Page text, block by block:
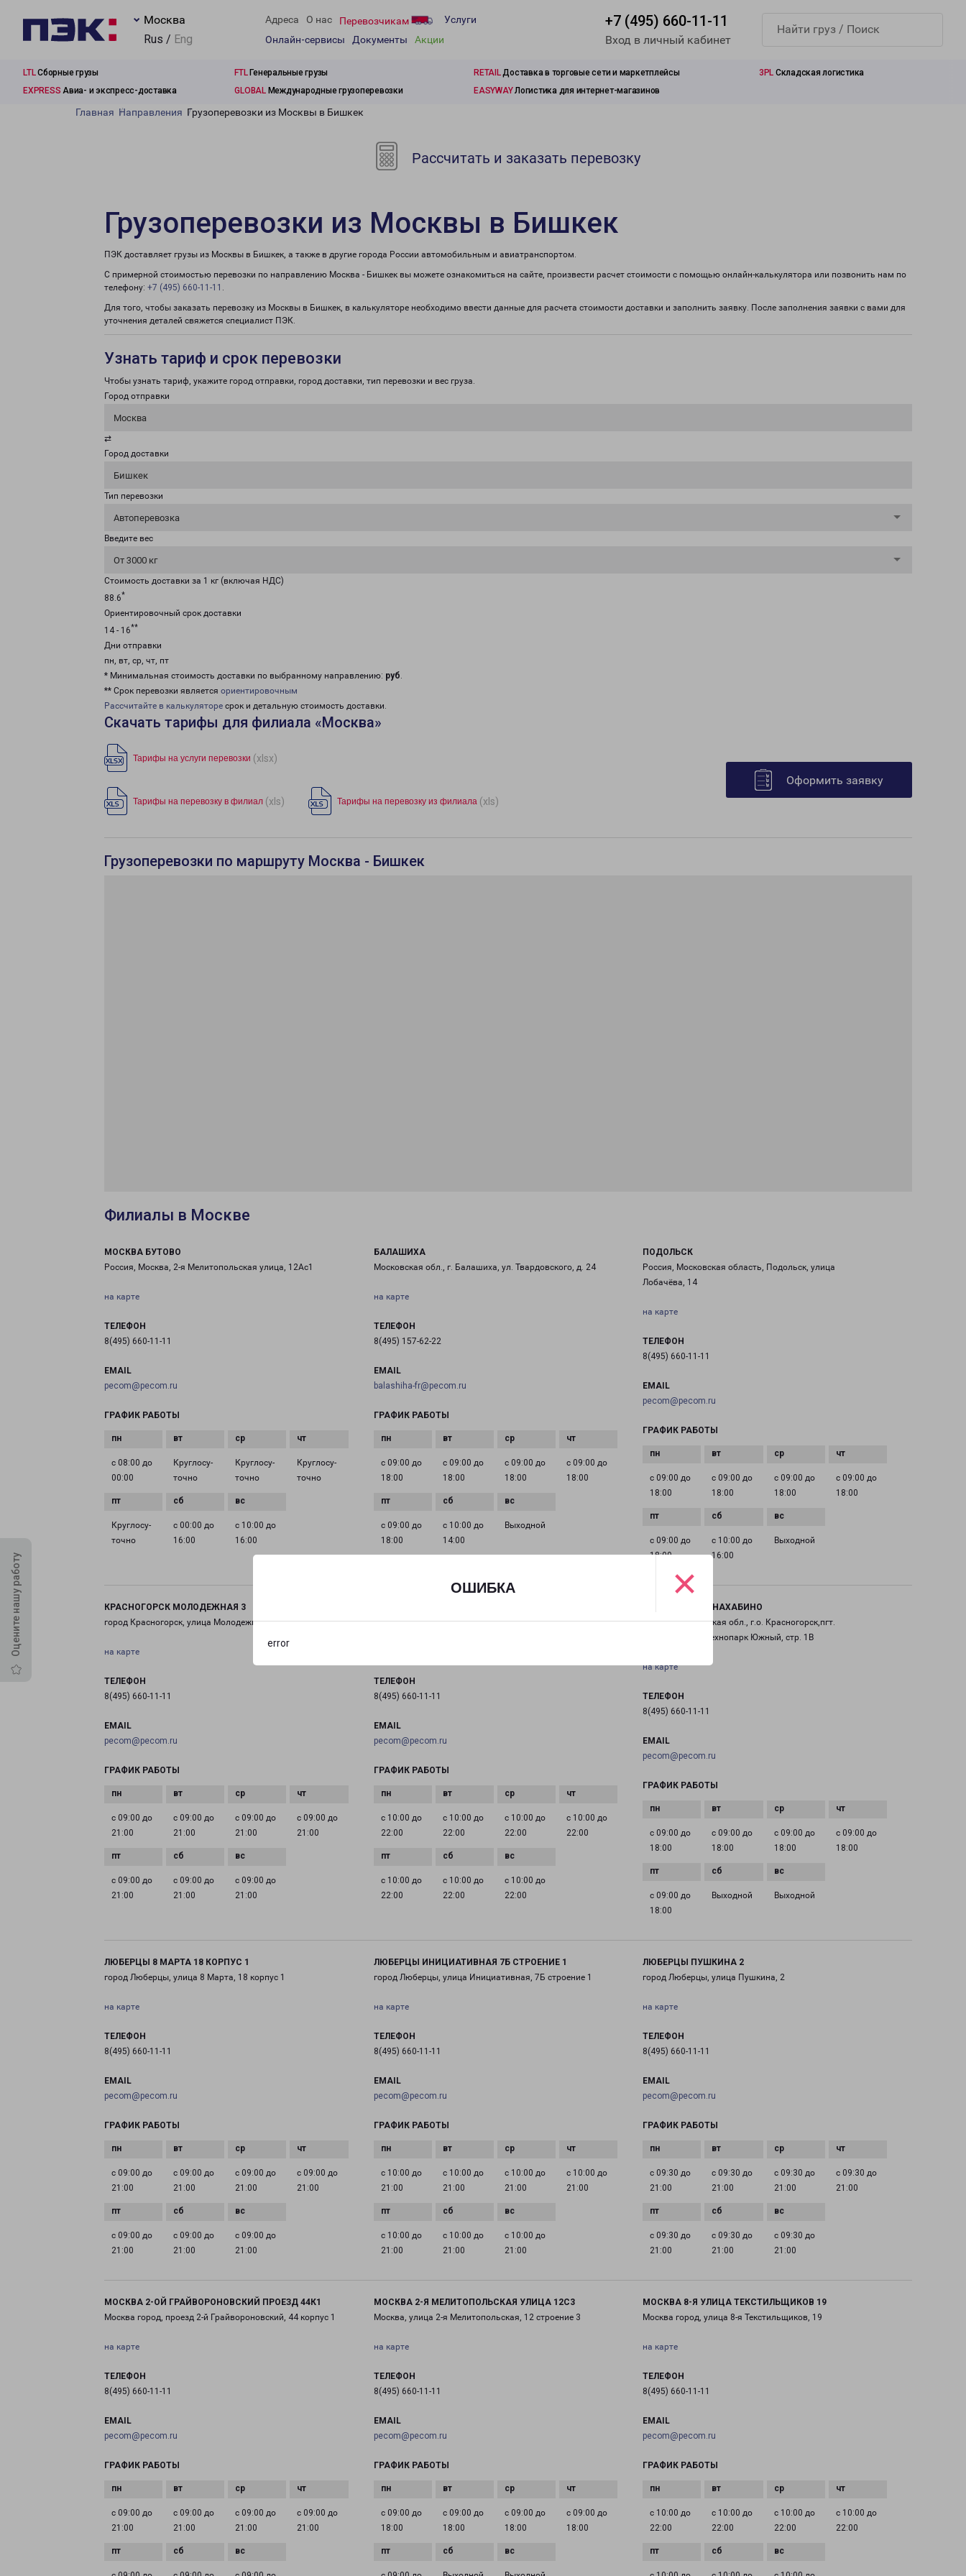
ОШИБКА
error
×
Москва
Rus / Eng
Адреса О нас Перевозчикам
Услуги
Онлайн-сервисы
Документы Акции
+7 (495) 660-11-11
Вход в личный кабинет
LTLСборные грузы FTLГенеральные грузы RETAILДоставка в торговые сети и маркетплейсы 3PL Складская логистика
EXPRESS Авиа- и экспресс-доставка GLOBALМеждународные грузоперевозки EASYWAYЛогистика для интернет-магазинов
Оцените нашу работу
Главная Направления Грузоперевозки из Москвы в Бишкек
Рассчитать и заказать перевозку
Грузоперевозки из Москвы в Бишкек
ПЭК доставляет грузы из Москвы в Бишкек, а также в другие города России автомобильным и авиатранспортом.
С примерной стоимостью перевозки по направлению Москва - Бишкек вы можете ознакомиться на сайте, произвести расчет стоимости с помощью онлайн-калькулятора или позвонить нам по
телефону: +7 (495) 660-11-11 .
Для того, чтобы заказать перевозку из Москвы в Бишкек, в калькуляторе необходимо ввести данные для расчета стоимости доставки и заполнить заявку. После заполнения заявки с вами для
уточнения деталей свяжется специалист ПЭК.
Узнать тариф и срок перевозки
Чтобы узнать тариф, укажите город отправки, город доставки, тип перевозки и вес груза.
Город отправки
Москва
⇄
Город доставки
Бишкек
Тип перевозки
Автоперевозка
Введите вес
От 3000 кг
Стоимость доставки за 1 кг (включая НДС)
88.6*
Ориентировочный срок доставки
14 - 16**
Дни отправки
пн, вт, ср, чт, пт
* Минимальная стоимость доставки по выбранному направлению: руб.
** Срок перевозки является ориентировочным
Рассчитайте в калькуляторе срок и детальную стоимость доставки.
Скачать тарифы для филиала «Москва»
Тарифы на услуги перевозки (xlsx)
Тарифы на перевозку в филиал (xls) Тарифы на перевозку из филиала (xls)
Оформить заявку
Грузоперевозки по маршруту Москва - Бишкек
Филиалы в Москве
МОСКВА БУТОВО
Россия, Москва, 2-я Мелитопольская улица, 12Ас1
на карте
ТЕЛЕФОН
8(495) 660-11-11
EMAIL
pecom@pecom.ru
ГРАФИК РАБОТЫ
с 08:00 до
00:00
Круглосу­
точно
Круглосу­
точно
Круглосу­
точно
Круглосу­
точно
с 00:00 до
16:00
с 10:00 до
16:00
БАЛАШИХА
Московская обл., г. Балашиха, ул. Твардовского, д. 24
на карте
ТЕЛЕФОН
8(495) 157-62-22
EMAIL
balashiha-fr@pecom.ru
ГРАФИК РАБОТЫ
с 09:00 до
18:00
с 09:00 до
18:00
с 09:00 до
18:00
с 09:00 до
18:00
с 09:00 до
18:00
с 10:00 до
14:00
Выходной
ПОДОЛЬСК
Россия, Московская область, Подольск, улица
Лобачёва, 14
на карте
ТЕЛЕФОН
8(495) 660-11-11
EMAIL
pecom@pecom.ru
ГРАФИК РАБОТЫ
с 09:00 до
18:00
с 09:00 до
18:00
с 09:00 до
18:00
с 09:00 до
18:00
с 09:00 до
18:00
с 10:00 до
16:00
Выходной
КРАСНОГОРСК МОЛОДЕЖНАЯ 3
город Красногорск, улица Молодежная, 3
на карте
ТЕЛЕФОН
8(495) 660-11-11
EMAIL
pecom@pecom.ru
ГРАФИК РАБОТЫ
с 09:00 до
21:00
с 09:00 до
21:00
с 09:00 до
21:00
с 09:00 до
21:00
с 09:00 до
21:00
с 09:00 до
21:00
с 09:00 до
21:00
город Красногорск, улица Успенская, 24
ТЕЛЕФОН
8(495) 660-11-11
EMAIL
pecom@pecom.ru
ГРАФИК РАБОТЫ
с 10:00 до
22:00
с 10:00 до
22:00
с 10:00 до
22:00
с 10:00 до
22:00
с 10:00 до
22:00
с 10:00 до
22:00
с 10:00 до
22:00
КРАСНОГОРСК-НАХАБИНО
143432, Московская обл., г.о. Красногорск,пгт.
Нахабино, тер. Технопарк Южный, стр. 1В
на карте
ТЕЛЕФОН
8(495) 660-11-11
EMAIL
pecom@pecom.ru
ГРАФИК РАБОТЫ
с 09:00 до
18:00
с 09:00 до
18:00
с 09:00 до
18:00
с 09:00 до
18:00
с 09:00 до
18:00
Выходной Выходной
ЛЮБЕРЦЫ 8 МАРТА 18 КОРПУС 1
город Люберцы, улица 8 Марта, 18 корпус 1
на карте
ТЕЛЕФОН
8(495) 660-11-11
EMAIL
pecom@pecom.ru
ГРАФИК РАБОТЫ
с 09:00 до
21:00
с 09:00 до
21:00
с 09:00 до
21:00
с 09:00 до
21:00
с 09:00 до
21:00
с 09:00 до
21:00
с 09:00 до
21:00
ЛЮБЕРЦЫ ИНИЦИАТИВНАЯ 7Б СТРОЕНИЕ 1
город Люберцы, улица Инициативная, 7Б строение 1
на карте
ТЕЛЕФОН
8(495) 660-11-11
EMAIL
pecom@pecom.ru
ГРАФИК РАБОТЫ
с 10:00 до
21:00
с 10:00 до
21:00
с 10:00 до
21:00
с 10:00 до
21:00
с 10:00 до
21:00
с 10:00 до
21:00
с 10:00 до
21:00
ЛЮБЕРЦЫ ПУШКИНА 2
город Люберцы, улица Пушкина, 2
на карте
ТЕЛЕФОН
8(495) 660-11-11
EMAIL
pecom@pecom.ru
ГРАФИК РАБОТЫ
с 09:30 до
21:00
с 09:30 до
21:00
с 09:30 до
21:00
с 09:30 до
21:00
с 09:30 до
21:00
с 09:30 до
21:00
с 09:30 до
21:00
МОСКВА 2-ОЙ ГРАЙВОРОНОВСКИЙ ПРОЕЗД 44К1
Москва город, проезд 2-й Грайвороновский, 44 корпус 1
на карте
ТЕЛЕФОН
8(495) 660-11-11
EMAIL
pecom@pecom.ru
ГРАФИК РАБОТЫ
с 09:00 до
21:00
с 09:00 до
21:00
с 09:00 до
21:00
с 09:00 до
21:00
МОСКВА 2-Я МЕЛИТОПОЛЬСКАЯ УЛИЦА 12С3
Москва, улица 2-я Мелитопольская, 12 строение 3
на карте
ТЕЛЕФОН
8(495) 660-11-11
EMAIL
pecom@pecom.ru
ГРАФИК РАБОТЫ
с 09:00 до
18:00
с 09:00 до
18:00
с 09:00 до
18:00
с 09:00 до
18:00
МОСКВА 8-Я УЛИЦА ТЕКСТИЛЬЩИКОВ 19
Москва город, улица 8-я Текстильщиков, 19
на карте
ТЕЛЕФОН
8(495) 660-11-11
EMAIL
pecom@pecom.ru
ГРАФИК РАБОТЫ
с 10:00 до
22:00
с 10:00 до
22:00
с 10:00 до
22:00
с 10:00 до
22:00